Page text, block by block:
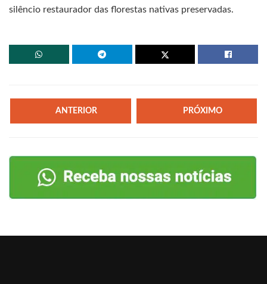
silêncio restaurador das florestas nativas preservadas.
ANTERIOR PRÓXIMO